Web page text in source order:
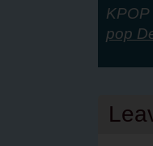
pop